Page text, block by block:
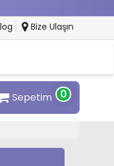
Bize Ulaşın
Sepetim 0